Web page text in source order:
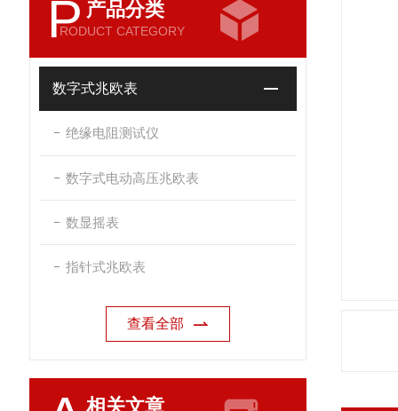
P 产品分类
RODUCT CATEGORY
数字式兆欧表
绝缘电阻测试仪
数字式电动高压兆欧表
数显摇表
指针式兆欧表
查看全部
相关文章